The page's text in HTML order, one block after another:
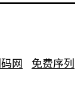
网
免费序列